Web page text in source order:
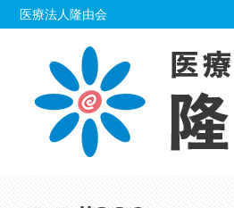
Skip
content
医療法人隆由会